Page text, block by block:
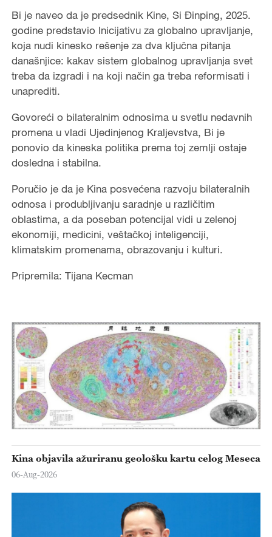
Bi je naveo da je predsednik Kine, Si Đinping, 2025.
godine predstavio Inicijativu za globalno upravljanje,
koja nudi kinesko rešenje za dva ključna pitanja
današnjice: kakav sistem globalnog upravljanja svet
treba da izgradi i na koji način ga treba reformisati i
unaprediti.
Govoreći o bilateralnim odnosima u svetlu nedavnih
promena u vladi Ujedinjenog Kraljevstva, Bi je
ponovio da kineska politika prema toj zemlji ostaje
dosledna i stabilna.
Poručio je da je Kina posvećena razvoju bilateralnih
odnosa i produbljivanju saradnje u različitim
oblastima, a da poseban potencijal vidi u zelenoj
ekonomiji, medicini, veštačkoj inteligenciji,
klimatskim promenama, obrazovanju i kulturi.
Pripremila: Tijana Kecman
Kina objavila ažuriranu geološku kartu celog Meseca
06-Aug-2026